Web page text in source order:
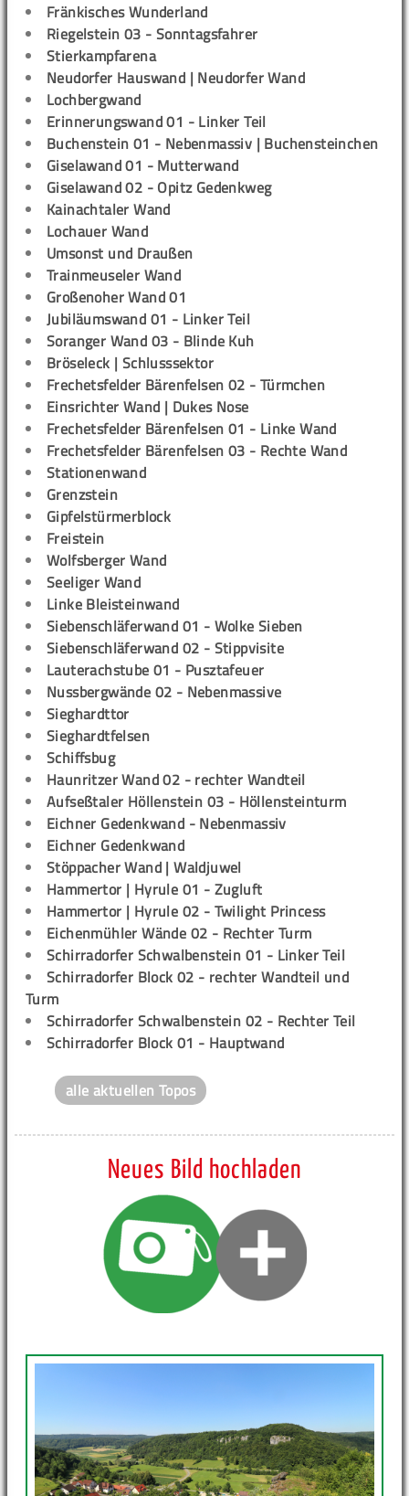
Fränkisches Wunderland
Riegelstein 03 - Sonntagsfahrer
Stierkampfarena
Neudorfer Hauswand | Neudorfer Wand
Lochbergwand
Erinnerungswand 01 - Linker Teil
Buchenstein 01 - Nebenmassiv | Buchensteinchen
Giselawand 01 - Mutterwand
Giselawand 02 - Opitz Gedenkweg
Kainachtaler Wand
Lochauer Wand
Umsonst und Draußen
Trainmeuseler Wand
Großenoher Wand 01
Jubiläumswand 01 - Linker Teil
Soranger Wand 03 - Blinde Kuh
Bröseleck | Schlusssektor
Frechetsfelder Bärenfelsen 02 - Türmchen
Einsrichter Wand | Dukes Nose
Frechetsfelder Bärenfelsen 01 - Linke Wand
Frechetsfelder Bärenfelsen 03 - Rechte Wand
Stationenwand
Grenzstein
Gipfelstürmerblock
Freistein
Wolfsberger Wand
Seeliger Wand
Linke Bleisteinwand
Siebenschläferwand 01 - Wolke Sieben
Siebenschläferwand 02 - Stippvisite
Lauterachstube 01 - Pusztafeuer
Nussbergwände 02 - Nebenmassive
Sieghardttor
Sieghardtfelsen
Schiffsbug
Haunritzer Wand 02 - rechter Wandteil
Aufseßtaler Höllenstein 03 - Höllensteinturm
Eichner Gedenkwand - Nebenmassiv
Eichner Gedenkwand
Stöppacher Wand | Waldjuwel
Hammertor | Hyrule 01 - Zugluft
Hammertor | Hyrule 02 - Twilight Princess
Eichenmühler Wände 02 - Rechter Turm
Schirradorfer Schwalbenstein 01 - Linker Teil
Schirradorfer Block 02 - rechter Wandteil und
Turm
Schirradorfer Schwalbenstein 02 - Rechter Teil
Schirradorfer Block 01 - Hauptwand
alle aktuellen Topos
Neues Bild hochladen